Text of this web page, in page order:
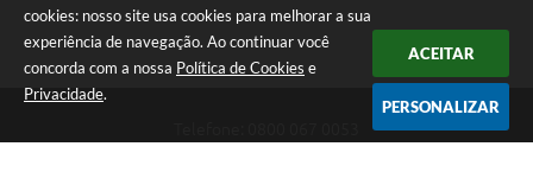
cookies: nosso site usa cookies para melhorar a sua
experiência de navegação. Ao continuar você
concorda com a nossa Política de Cookies e
Privacidade.
ACEITAR
PERSONALIZAR